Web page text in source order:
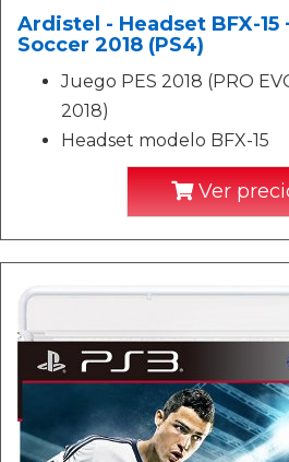
Ardistel - Headset BFX-15
Soccer 2018 (PS4)
Juego PES 2018 (PRO
2018)
Headset modelo BFX-15
Ver